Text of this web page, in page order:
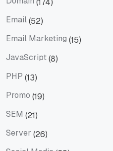
(174)
Email(52)
Email Marketing (15)
JavaScript(8)
PHP (13)
Promo (19)
SEM (21)
Server (26)